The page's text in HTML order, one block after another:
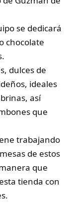
se dedicará
chocolate
dulces de
ideales
así
que
trabajando
de estos
que
tienda con